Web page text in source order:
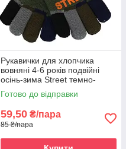
Рукавички для хлопчика
вовняні 4-6 років подвійні
осінь-зима Street темно-
зелений
Готово до відправки
59,50 ₴/пара
85 ₴/пара